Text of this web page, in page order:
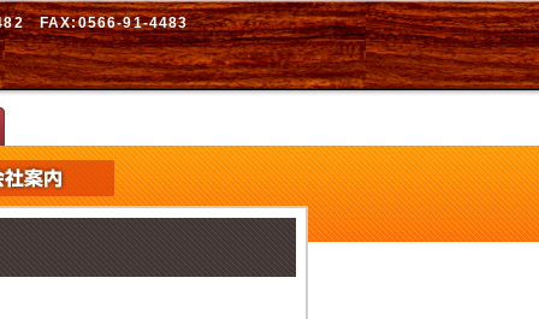
FAX:0566-91-4483